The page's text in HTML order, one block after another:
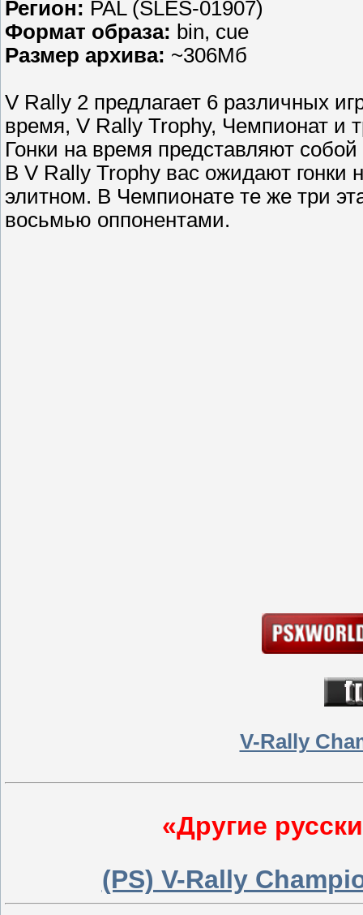
Регион: PAL (SLES-01907)
Формат образа: bin, cue
Размер архива: ~306Мб
V Rally 2 предлагает 6 различных
время, V Rally Trophy, Чемпионат и
Гонки на время представляют
В V Rally Trophy вас ожидают гонки
элитном. В Чемпионате те же три
восьмью оппонентами.
V-Rally
«Другие
(PS) V-Rally